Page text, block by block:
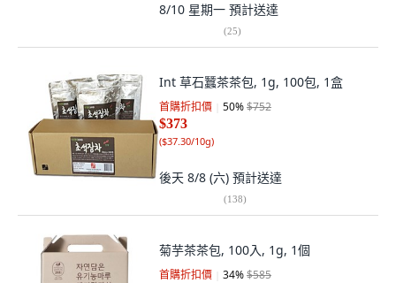
8/10 星期一 預計送達
(25)
Int 草石蠶茶茶包, 1g, 100包, 1盒
首購折扣價 50%$752
$373
($37.30/10g)
後天 8/8 (六) 預計送達
(138)
菊芋茶茶包, 100入, 1g, 1個
首購折扣價 34%$585